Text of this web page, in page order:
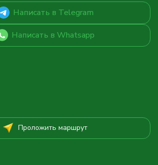
Написать в Telegram
Написать в Whatsapp
Проложить маршрут